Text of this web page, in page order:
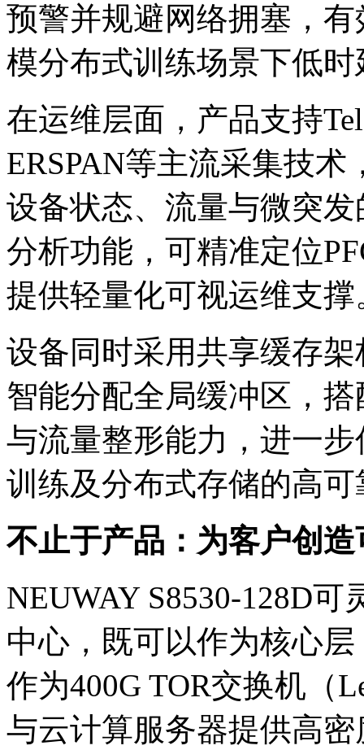
预警并规避网络拥塞，
模分布式训练场景下低时
在运维层面，产品
ERSPAN等主流采集技术
设备状态、流量与微
分析功能，可精准定位
提供轻量化可视运维支撑
设备同时采用共享缓存架
智能分配全局缓冲区，
与流量整形能力，进一
训练及分布式存储的高
不止于产品：为客户创
NEUWAY S8530-128D
中心，既可以作为核心
作为400G TOR交换机（
与云计算服务器提供高